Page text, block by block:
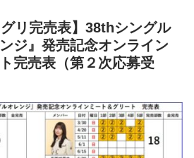
グリ完売表】38thシングル
ジ』発売記念オンライン
完売表（第２次応募受